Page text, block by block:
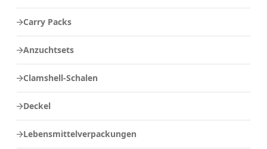
Carry Packs
Anzuchtsets
Clamshell-Schalen
Deckel
Lebensmittelverpackungen